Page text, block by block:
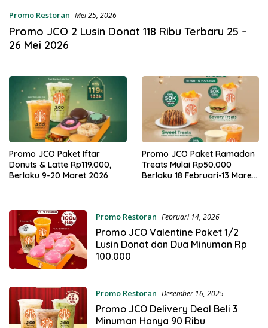
Promo Restoran Mei 25, 2026
Promo JCO 2 Lusin Donat 118 Ribu Terbaru 25 –
26 Mei 2026
Promo JCO Paket Iftar
Donuts & Latte Rp119.000,
Berlaku 9-20 Maret 2026
Promo JCO Paket Ramadan
Treats Mulai Rp50.000
Berlaku 18 Februari-13 Maret
Promo Restoran Februari 14, 2026
Promo JCO Valentine Paket 1/2
Lusin Donat dan Dua Minuman Rp
100.000
Promo Restoran Desember 16, 2025
Promo JCO Delivery Deal Beli 3
Minuman Hanya 90 Ribu